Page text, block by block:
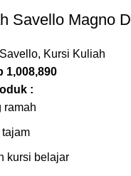
Savello Magno D
Savello, Kursi Kuliah
1,008,890
:
ramah
tajam
kursi belajar